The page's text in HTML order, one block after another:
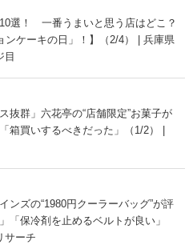
選！ 一番うまいと思う店はどこ？
ンケーキの日」！】（2/4） | 兵庫県
目
抜群」六花亭の“店舗限定”お菓子が
買いするべきだった」（1/2） |
ンズの“1980円クーラーバッグ”が評
保冷剤を止めるベルトが良い」
サーチ